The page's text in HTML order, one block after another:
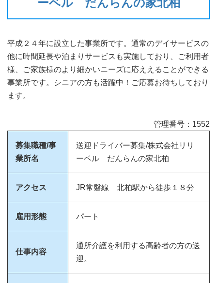
ーベル だんらんの家北柏
平成２４年に設立した事業所です。通常のデイサービスの
他に時間延長や泊まりサービスも実施しており、ご利用者
様、ご家族様のより細かいニーズに応ええることができる
事業所です。シニアの方も活躍中！ご応募お待ちしており
ます。
管理番号：1552
募集職種/事
業所名
送迎ドライバー募集/株式会社リリ
ーベル だんらんの家北柏
アクセス JR常磐線 北柏駅から徒歩１８分
雇用形態 パート
仕事内容
通所介護を利用する高齢者の方の送
迎。